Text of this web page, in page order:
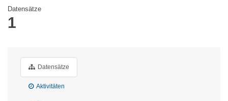
Datensätze
1
Datensätze
Aktivitäten